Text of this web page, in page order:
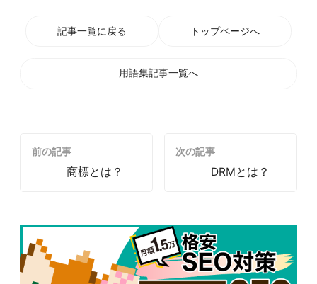
記事一覧に戻る トップページへ
用語集記事一覧へ
前の記事
商標とは？
次の記事
DRMとは？